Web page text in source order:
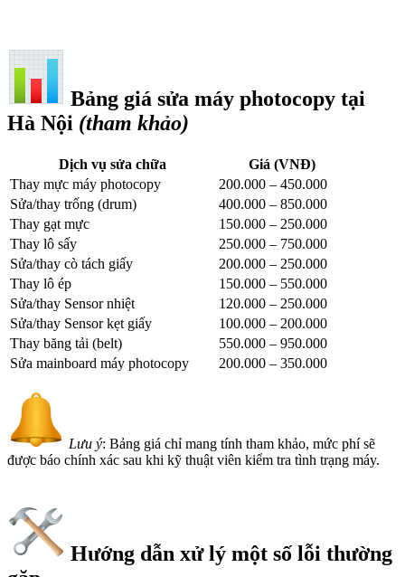
Bảng giá sửa máy photocopy tại
Hà Nội (tham khảo)
Dịch vụ sửa chữa
Giá (VNĐ)
Thay mực máy photocopy
200.000 – 450.000
Sửa/thay trống (drum)
400.000 – 850.000
Thay gạt mực
150.000 – 250.000
Thay lô sấy
250.000 – 750.000
Sửa/thay cò tách giấy
200.000 – 250.000
Thay lô ép
150.000 – 550.000
Sửa/thay Sensor nhiệt
120.000 – 250.000
Sửa/thay Sensor kẹt giấy
100.000 – 200.000
Thay băng tải (belt)
550.000 – 950.000
Sửa mainboard máy photocopy
200.000 – 350.000
Lưu ý: Bảng giá chỉ mang tính tham khảo, mức phí sẽ
được báo chính xác sau khi kỹ thuật viên kiểm tra tình trạng máy.
Hướng dẫn xử lý một số lỗi thường